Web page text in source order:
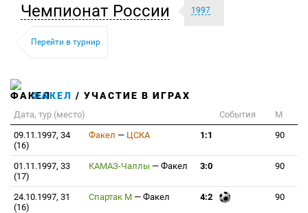
Чемпионат России 1997
Перейти в турнир
ФАКЕЛ / УЧАСТИЕ В ИГРАХ
Дата, тур (место) События
М
09.11.1997, 34
(16)
Факел — ЦСКА 1:1 90
01.11.1997, 33
(17)
КАМАЗ-Чаллы — Факел 3:0 90
24.10.1997, 31
(16)
Спартак М — Факел 4:2 90